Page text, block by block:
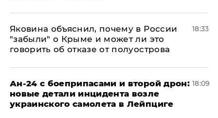
Яковина объяснил, почему в России
"забыли" о Крыме и может ли это
говорить об отказе от полуострова
18:33
Ан-24 с боеприпасами и второй дрон:
новые детали инцидента возле
украинского самолета в Лейпциге
18:09